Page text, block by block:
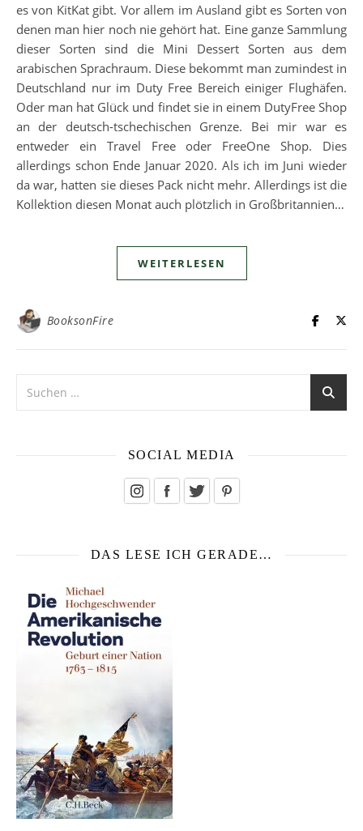
es von KitKat gibt. Vor allem im Ausland gibt es Sorten von
denen man hier noch nie gehört hat. Eine ganze Sammlung
dieser Sorten sind die Mini Dessert Sorten aus dem
arabischen Sprachraum. Diese bekommt man zumindest in
Deutschland nur im Duty Free Bereich einiger Flughäfen.
Oder man hat Glück und findet sie in einem DutyFree Shop
an der deutsch-tschechischen Grenze. Bei mir war es
entweder ein Travel Free oder FreeOne Shop. Dies
allerdings schon Ende Januar 2020. Als ich im Juni wieder
da war, hatten sie dieses Pack nicht mehr. Allerdings ist die
Kollektion diesen Monat auch plötzlich in Großbritannien…
WEITERLESEN
BooksonFire
SOCIAL MEDIA
DAS LESE ICH GERADE…